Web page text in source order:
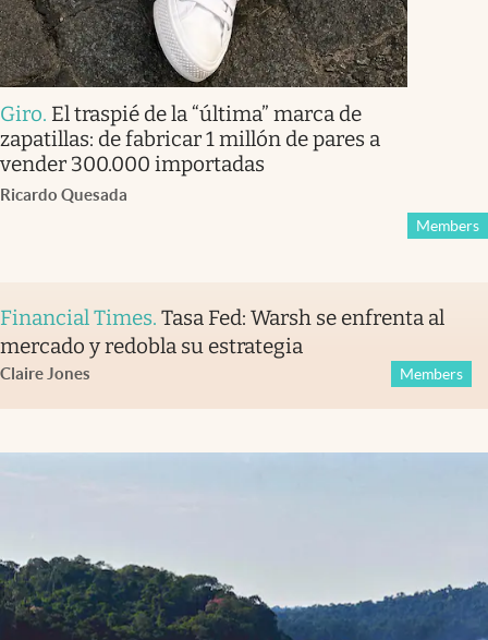
Giro. El traspié de la “última” marca de
zapatillas: de fabricar 1 millón de pares a
vender 300.000 importadas
Ricardo Quesada
Members
Financial Times. Tasa Fed: Warsh se enfrenta al
mercado y redobla su estrategia
Claire Jones Members